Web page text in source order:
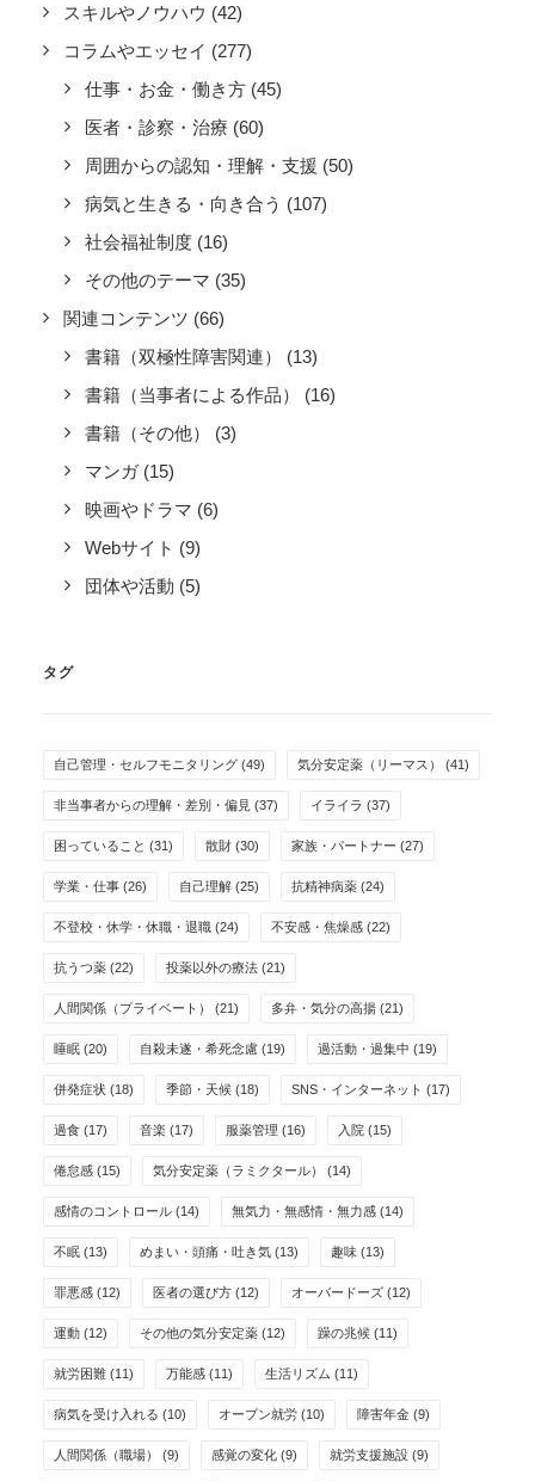
スキルやノウハウ (42)
コラムやエッセイ (277)
仕事・お金・働き方 (45)
医者・診察・治療 (60)
周囲からの認知・理解・支援 (50)
病気と生きる・向き合う (107)
社会福祉制度 (16)
その他のテーマ (35)
関連コンテンツ (66)
書籍（双極性障害関連）
(13)
書籍（当事者による作品）
(16)
書籍（その他）
(3)
マンガ (15)
映画やドラマ (6)
Webサイト (9)
団体や活動 (5)
タグ
自己管理・セルフモニタリング (49) 気分安定薬（リーマス） (41)
非当事者からの理解・差別・偏見 (37) イライラ (37)
困っていること (31) 散財 (30) 家族・パートナー (27)
学業・仕事 (26) 自己理解 (25) 抗精神病薬 (24)
不登校・休学・休職・退職 (24) 不安感・焦燥感 (22)
抗うつ薬 (22) 投薬以外の療法 (21)
人間関係（プライベート） (21) 多弁・気分の高揚 (21)
睡眠 (20) 自殺未遂・希死念慮 (19) 過活動・過集中 (19)
併発症状 (18) 季節・天候 (18) SNS・インターネット (17)
過食 (17) 音楽 (17) 服薬管理 (16) 入院 (15)
倦怠感 (15) 気分安定薬（ラミクタール） (14)
感情のコントロール (14) 無気力・無感情・無力感 (14)
不眠 (13) めまい・頭痛・吐き気 (13) 趣味 (13)
罪悪感 (12) 医者の選び方 (12) オーバードーズ (12)
運動 (12) その他の気分安定薬 (12) 躁の兆候 (11)
就労困難 (11) 万能感 (11) 生活リズム (11)
病気を受け入れる (10) オープン就労 (10) 障害年金 (9)
人間関係（職場） (9) 感覚の変化 (9) 就労支援施設 (9)